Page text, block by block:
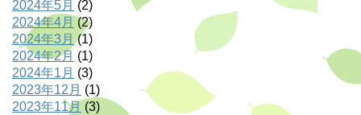
2024年5月 (2)
2024年4月 (2)
2024年3月 (1)
2024年2月 (1)
2024年1月 (3)
2023年12月 (1)
2023年11月 (3)